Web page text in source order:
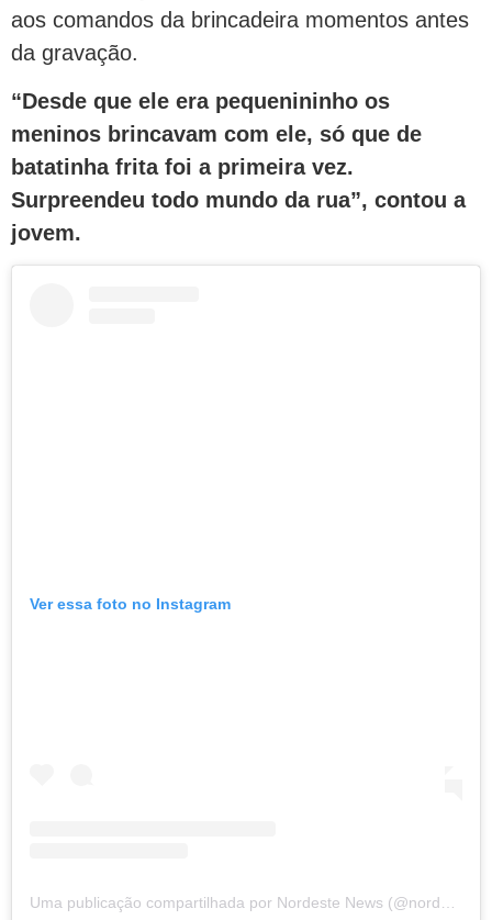
aos comandos da brincadeira momentos antes
da gravação.
“Desde que ele era pequenininho os
meninos brincavam com ele, só que de
batatinha frita foi a primeira vez.
Surpreendeu todo mundo da rua”, contou a
jovem.
Ver essa foto no Instagram